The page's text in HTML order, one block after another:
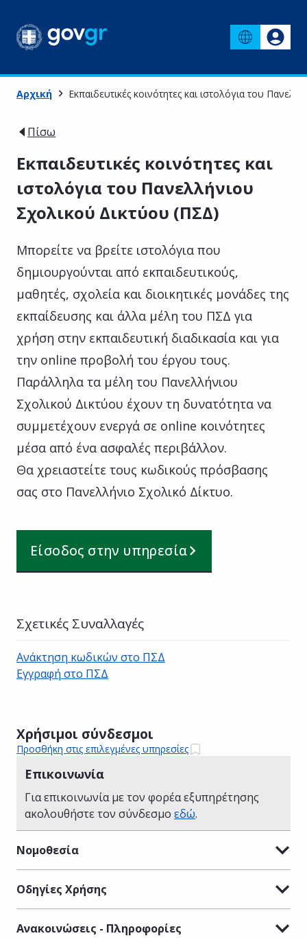
Αρχική Εκπαιδευτικές κοινότητες και ιστολόγια του
Πίσω
Εκπαιδευτικές κοινότητες και
ιστολόγια του Πανελλήνιου
Σχολικού Δικτύου (ΠΣΔ)
Μπορείτε να βρείτε ιστολόγια που
δημιουργούνται από εκπαιδευτικούς,
μαθητές, σχολεία και διοικητικές μονάδες της
εκπαίδευσης και άλλα μέλη του ΠΣΔ για
χρήση στην εκπαιδευτική διαδικασία και για
την online προβολή του έργου τους.
Παράλληλα τα μέλη του Πανελλήνιου
Σχολικού Δικτύου έχουν τη δυνατότητα να
συμμετέχουν ενεργά σε online κοινότητες
μέσα από ένα ασφαλές περιβάλλον.
Θα χρειαστείτε τους κωδικούς πρόσβασης
σας στο Πανελλήνιο Σχολικό Δίκτυο.
Είσοδος στην υπηρεσία
Χρήσιμοι σύνδεσμοι
Προσθήκη στις επιλεγμένες υπηρεσίες
Επικοινωνία
Για επικοινωνία με τον φορέα εξυπηρέτησης
ακολουθήστε τον σύνδεσμο εδώ.
Νομοθεσία
Οδηγίες Χρήσης
Ανακοινώσεις - Πληροφορίες
Σχετικές Συναλλαγές
Ανάκτηση κωδικών στο ΠΣΔ
Εγγραφή στο ΠΣΔ